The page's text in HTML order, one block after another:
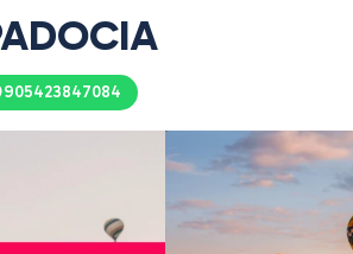
905423847084